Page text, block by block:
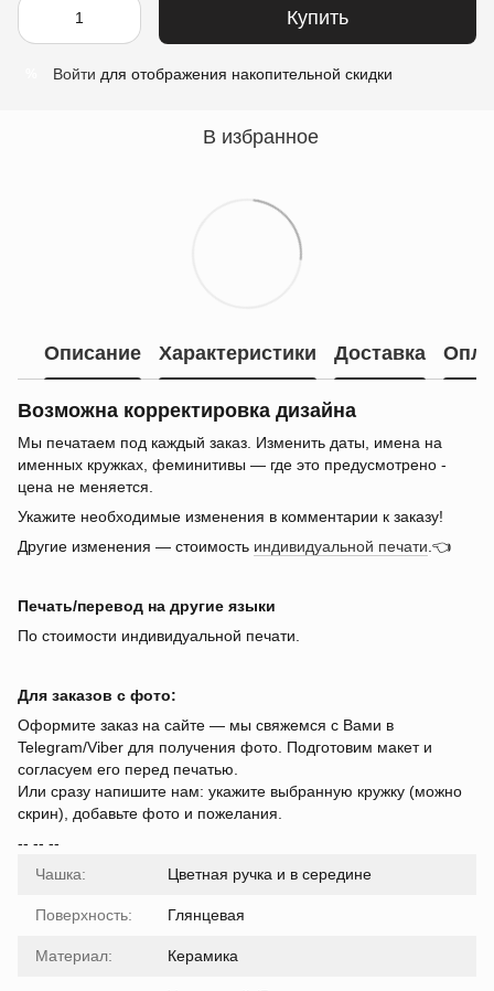
Купить
Войти для отображения накопительной скидки
В избранное
Описание Характеристики Доставка
Возможна корректировка дизайна
Мы печатаем под каждый заказ. Изменить даты, имена на
именных кружках, феминитивы — где это предусмотрено -
цена не меняется.
Укажите необходимые изменения в комментарии к заказу!
Другие изменения — стоимость индивидуальной печати .👈
Печать/перевод на другие языки
По стоимости индивидуальной печати.
Для заказов с фото:
Оформите заказ на сайте — мы свяжемся с Вами в
Telegram/Viber для получения фото. Подготовим макет и
согласуем его перед печатью.
Или сразу напишите нам: укажите выбранную кружку (можно
скрин), добавьте фото и пожелания.
-- -- --
Чашка:
Цветная ручка и в середине
Поверхность: Глянцевая
Материал: Керамика